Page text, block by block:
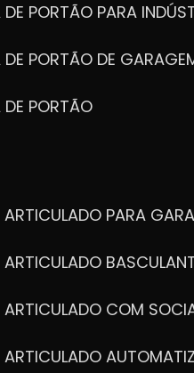
DE PORTÃO PARA
DE PORTÃO DE
DE PORTÃO
ARTICULADO PARA
ARTICULADO
ARTICULADO COM
ARTICULADO